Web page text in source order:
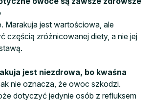
Marakuja jest wartościowa, ale
częścią zróżnicowanej diety, a nie jej
jest niezdrowa, bo kwaśna
nie oznacza, że owoc szkodzi.
dotyczyć jedynie osób z refluksem